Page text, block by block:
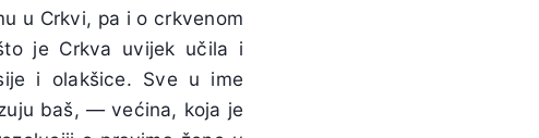
u Crkvi, pa i o crkvenom
je Crkva uvijek učila i
i olakšice. Sve u ime
baš, — većina, koja je